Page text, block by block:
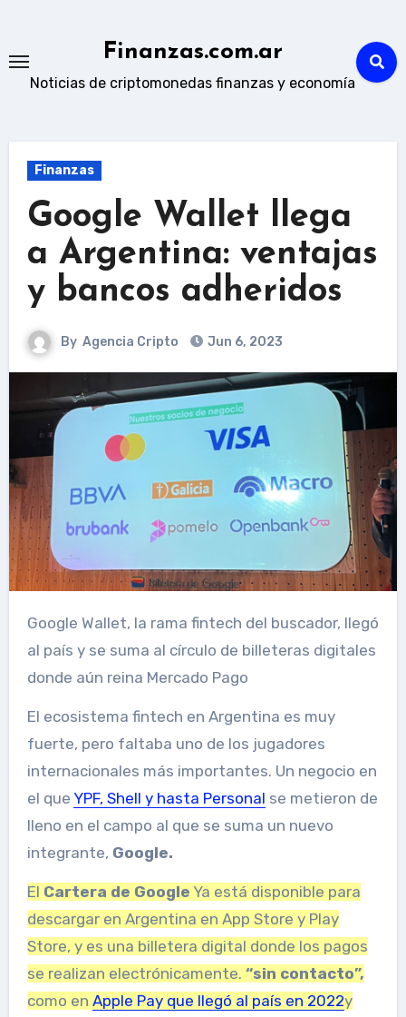
content
Finanzas.com.ar
Noticias de criptomonedas finanzas y economía
Finanzas
Google Wallet llega
a Argentina: ventajas
y bancos adheridos
By Agencia Cripto Jun 6, 2023
Google Wallet, la rama fintech del buscador, llegó
al país y se suma al círculo de billeteras digitales
donde aún reina Mercado Pago
El ecosistema fintech en Argentina es muy
fuerte, pero faltaba uno de los jugadores
internacionales más importantes. Un negocio en
el que YPF, Shell y hasta Personal se metieron de
lleno en el campo al que se suma un nuevo
integrante, Google.
El Cartera de Google Ya está disponible para
descargar en Argentina en App Store y Play
Store, y es una billetera digital donde los pagos
se realizan electrónicamente. “sin contacto”,
como en Apple Pay que llegó al país en 2022y